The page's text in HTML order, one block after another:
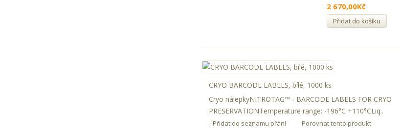
2 670,00Kč
Přidat do košíku
CRYO BARCODE LABELS, bílé, 1000 ks
Cryo nálepkyNITROTAG™ - BARCODE LABELS FOR CRYO
PRESERVATIONTemperature range: -196°C +110°CLiq..
Přidat do seznamu přání Porovnat tento produkt